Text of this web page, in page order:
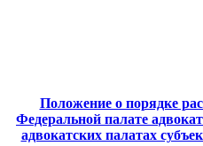
Положение о порядке
Федеральной палате
адвокатских палатах